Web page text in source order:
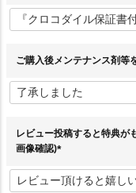
必
須
ご購入後メンテナンス剤等
レビュー投稿すると特典
画像確認)
必